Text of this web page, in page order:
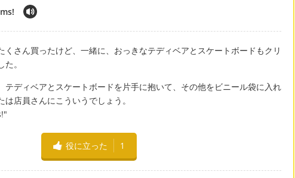
くさん買ったけど、一緒に、おっきなテディベアとスケートボードもクリ
。
テディベアとスケートボードを片手に抱いて、その他をビニール袋に入れ
店員さんにこういうでしょう。
役に立った 1